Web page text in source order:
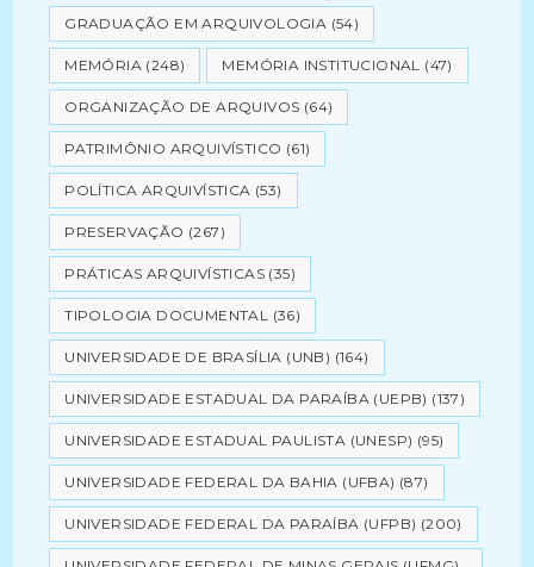
GRADUAÇÃO EM ARQUIVOLOGIA (54)
MEMÓRIA (248) MEMÓRIA INSTITUCIONAL (47)
ORGANIZAÇÃO DE ARQUIVOS (64)
PATRIMÔNIO ARQUIVÍSTICO (61)
POLÍTICA ARQUIVÍSTICA (53)
PRESERVAÇÃO (267)
PRÁTICAS ARQUIVÍSTICAS (35)
TIPOLOGIA DOCUMENTAL (36)
UNIVERSIDADE DE BRASÍLIA (UNB) (164)
UNIVERSIDADE ESTADUAL DA PARAÍBA (UEPB) (137)
UNIVERSIDADE ESTADUAL PAULISTA (UNESP) (95)
UNIVERSIDADE FEDERAL DA BAHIA (UFBA) (87)
UNIVERSIDADE FEDERAL DA PARAÍBA (UFPB) (200)